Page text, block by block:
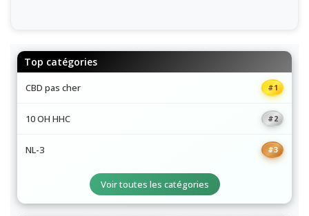
Top catégories
CBD pas cher #1
10 OH HHC #2
NL-3 #3
Voir toutes les catégories